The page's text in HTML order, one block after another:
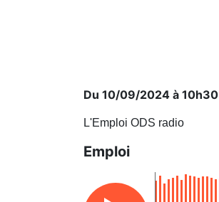
Du 10/09/2024 à 10h30
L'Emploi ODS radio
Emploi